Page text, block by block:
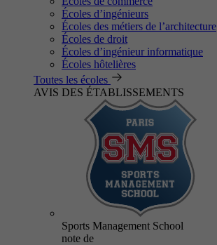
Écoles d’ingénieurs
Écoles des métiers de l’architecture
Écoles de droit
Écoles d’ingénieur informatique
Écoles hôtelières
Toutes les écoles
AVIS DES ÉTABLISSEMENTS
Sports Management School
note de